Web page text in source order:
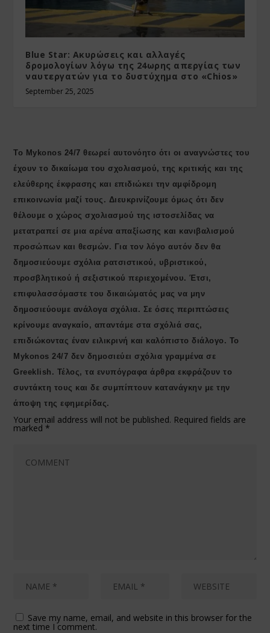
Blue Star: Ακυρώσεις και αλλαγές
δρομολογίων λόγω της 24ωρης απεργίας των
ναυτεργατών για το δυστύχημα στο «Chios»
September 25, 2025
Το Mykonos 24/7 θεωρεί αυτονόητο ότι οι αναγνώστες του
έχουν το δικαίωμα του σχολιασμού, της κριτικής και της
ελεύθερης έκφρασης και επιδιώκει την αμφίδρομη
επικοινωνία μαζί τους. Διευκρινίζουμε όμως ότι δεν
θέλουμε ο χώρος σχολιασμού της ιστοσελίδας να
μετατραπεί σε μια αρένα απαξίωσης και κανιβαλισμού
προσώπων και θεσμών. Για τον λόγο αυτόν δεν θα
δημοσιεύουμε σχόλια ρατσιστικού, υβριστικού,
προσβλητικού ή σεξιστικού περιεχομένου. Έτσι,
επιφυλασσόμαστε του δικαιώματός μας να μην
δημοσιεύουμε ανάλογα σχόλια. Σε όσες περιπτώσεις
κρίνουμε αναγκαίο, απαντάμε στα σχόλιά σας,
επιδιώκοντας έναν ειλικρινή και καλόπιστο διάλογο. Το
Μykonos 24/7 δεν δημοσιεύει σχόλια γραμμένα σε
Greeklish. Τέλος, τα ενυπόγραφα άρθρα εκφράζουν το
συντάκτη τους και δε συμπίπτουν κατανάγκην με την
άποψη της εφημερίδας.
Your email address will not be published. Required fields are
marked *
Save my name, email, and website in this browser for the
next time I comment.